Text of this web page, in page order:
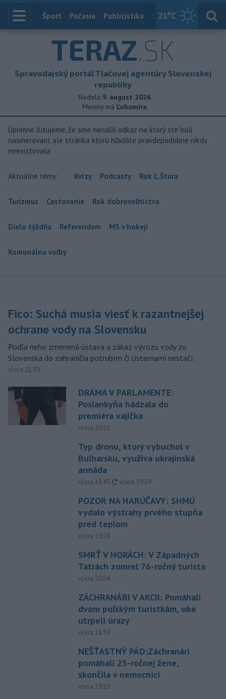
21°C
Index
Šport Počasie Publicistika Slovensko
TERAZ.SK
Spravodajský portál Tlačovej agentúry Slovenskej
republiky
Nedela 9. august 2026
Meniny má Ľubomíra
Úprimne ľutujeme, že sme nenašli odkaz na ktorý ste boli
nasmerovaní, ale stránka ktorú hľadáte pravdepodobne nikdy
neexistovala
Aktuálne témy: Kvízy Podcasty Rok Ľ.Štúra
Turizmus Cestovanie Rok dobrovoľníctva
Dielo týždňa Referendum MS v hokeji
Komunálne voľby
Fico: Suchá musia viesť k razantnejšej
ochrane vody na Slovensku
Podľa neho zmenená ústava a zákaz vývozu vody zo
Slovenska do zahraničia potrubím či cisternami nestačí.
včera 21:39
DRÁMA V PARLAMENTE:
Poslankyňa hádzala do
premiéra vajíčka
včera 20:16
Typ dronu, ktorý vybuchol v
Bulharsku, využíva ukrajinská
armáda
včera 18:43, aktualizované
včera 19:29
POZOR NA HARÚČAVY: SHMÚ
vydalo výstrahy prvého stupňa
pred teplom
včera 19:28
SMRŤ V HORÁCH: V Západných
Tatrách zomrel 76-ročný turista
včera 20:04
ZÁCHRANÁRI V AKCII: Pomáhali
dvom poľským turistkám, obe
utrpeli úrazy
včera 18:39
NEŠŤASTNÝ PÁD:Záchranári
pomáhali 25-ročnej žene,
skončila v nemocnici
včera 19:10